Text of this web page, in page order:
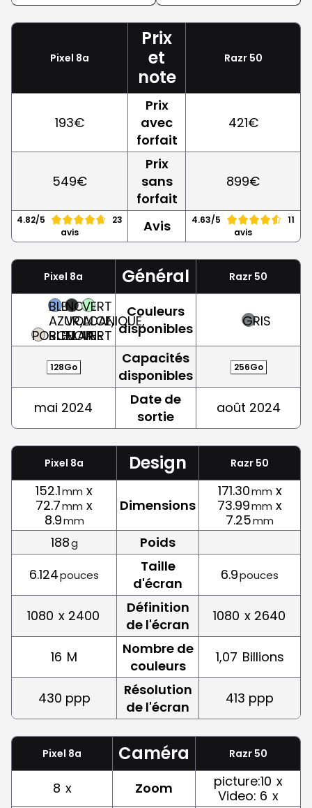
Pixel 8a
Prix
et
note
Razr 50
193€
Prix
avec
forfait
421€
549€
Prix
sans
forfait
899€
4.82/5
23
avis
Avis 4.63/5
11
avis
Pixel 8a Général Razr 50
PORCELAINE
BLEU
AZUR,
BLEU
NOIR
VOLCANIQUE,
NOIR
VERT
ALOE,
VERT
Couleurs
disponibles
GRIS
128Go
Capacités
disponibles
256Go
mai 2024
Date de
sortie
août 2024
Pixel 8a Design Razr 50
152.1mm x
72.7mm x
8.9mm
Dimensions
171.30mm x
73.99mm x
7.25mm
188g
Poids
6.124pouces
Taille
d'écran
6.9pouces
1080 x 2400
Définition
de l'écran
1080 x 2640
16 M
Nombre de
couleurs
1,07 Billions
430 ppp
Résolution
de l'écran
413 ppp
Pixel 8a Caméra Razr 50
8 x Zoom picture:10 x
Video: 6 x